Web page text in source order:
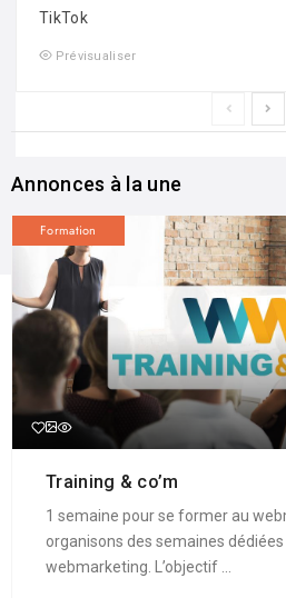
TikTok
Prévisualiser
Annonces à la une
Formation
Training & co’m
1 semaine pour se former au
organisons des semaines dédiées
webmarketing. L’objectif ...